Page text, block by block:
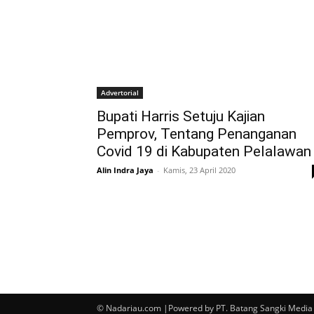
Advertorial
Bupati Harris Setuju Kajian
Pemprov, Tentang Penanganan
Covid 19 di Kabupaten Pelalawan
Alin Indra Jaya - Kamis, 23 April 2020
© Nadariau.com |Powered by PT. Batang Sangki Media